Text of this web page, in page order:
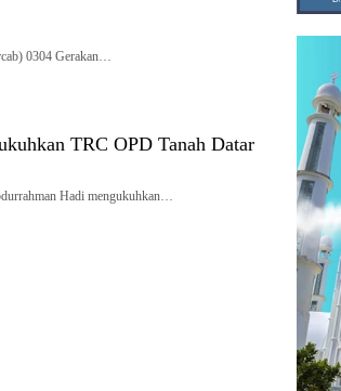
0304 Gerakan…
TRC OPD Tanah Datar
Hadi mengukuhkan…